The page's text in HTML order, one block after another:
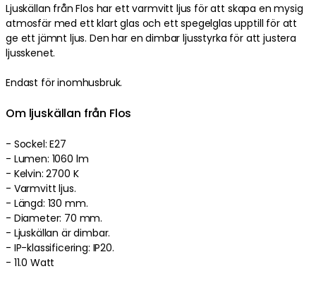
Ljuskällan från Flos har ett varmvitt ljus för att skapa en mysig
atmosfär med ett klart glas och ett spegelglas upptill för att
ge ett jämnt ljus. Den har en dimbar ljusstyrka för att justera
ljusskenet.
Endast för inomhusbruk.
Om ljuskällan från Flos
- Sockel: E27
- Lumen: 1060 lm
- Kelvin: 2700 K
- Varmvitt ljus.
- Längd: 130 mm.
- Diameter: 70 mm.
- Ljuskällan är dimbar.
- IP-klassificering: IP20.
- 11.0 Watt